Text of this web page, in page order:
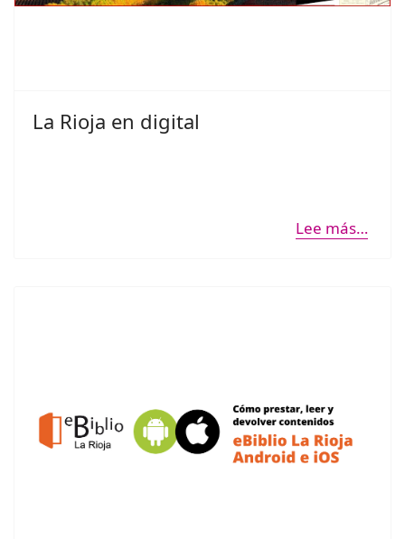
La Rioja en digital
Lee más…